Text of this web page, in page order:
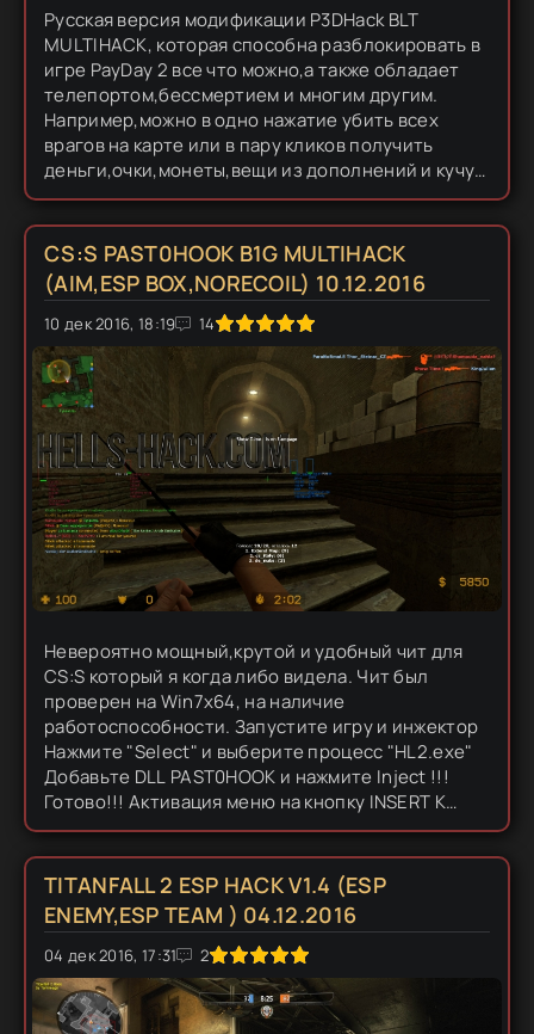
Русская версия модификации P3DHack BLT
MULTIHACK, которая способна разблокировать в
игре PayDay 2 все что можно,а также обладает
телепортом,бессмертием и многим другим.
Например,можно в одно нажатие убить всех
врагов на карте или в пару кликов получить
деньги,очки,монеты,вещи из дополнений и кучу
других весёлых штук! В данной версии я не
встречала вылетов,но рекомендую...
CS:S PAST0HOOK B1G MULTIHACK
(AIM,ESP BOX,NORECOIL) 10.12.2016
10 дек 2016, 18:19 14
1 2 3 4 5
Невероятно мощный,крутой и удобный чит для
CS:S который я когда либо видела. Чит был
проверен на Win7x64, на наличие
работоспособности. Запустите игру и инжектор
Нажмите "Select" и выберите процесс "HL2.exe"
Добавьте DLL PAST0HOOK и нажмите Inject !!!
Готово!!! Активация меню на кнопку INSERT К
сожалению у меня нет возможно протестировать
чит на лиц....
TITANFALL 2 ESP HACK V1.4 (ESP
ENEMY,ESP TEAM ) 04.12.2016
04 дек 2016, 17:31 2
1 2 3 4 5